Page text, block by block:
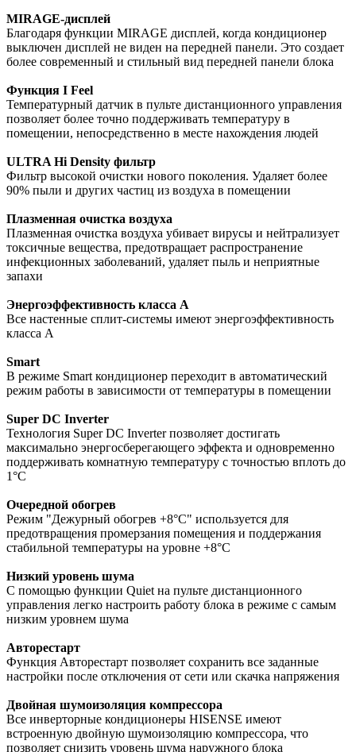
MIRAGE-дисплей
Благодаря функции MIRAGE дисплей, когда кондиционер
выключен дисплей не виден на передней панели. Это создает
более современный и стильный вид передней панели блока
Функция I Feel
Температурный датчик в пульте дистанционного управления
позволяет более точно поддерживать температуру в
помещении, непосредственно в месте нахождения людей
ULTRA Hi Density фильтр
Фильтр высокой очистки нового поколения. Удаляет более
90% пыли и других частиц из воздуха в помещении
Плазменная очистка воздуха
Плазменная очистка воздуха убивает вирусы и нейтрализует
токсичные вещества, предотвращает распространение
инфекционных заболеваний, удаляет пыль и неприятные
запахи
Энергоэффективность класса А
Все настенные сплит-системы имеют энергоэффективность
класса А
Smart
В режиме Smart кондиционер переходит в автоматический
режим работы в зависимости от температуры в помещении
Super DC Inverter
Технология Super DC Inverter позволяет достигать
максимально энергосберегающего эффекта и одновременно
поддерживать комнатную температуру с точностью вплоть до
1°С
Очередной обогрев
Режим "Дежурный обогрев +8°С" используется для
предотвращения промерзания помещения и поддержания
стабильной температуры на уровне +8°С
Низкий уровень шума
С помощью функции Quiet на пульте дистанционного
управления легко настроить работу блока в режиме с самым
низким уровнем шума
Авторестарт
Функция Авторестарт позволяет сохранить все заданные
настройки после отключения от сети или скачка напряжения
Двойная шумоизоляция компрессора
Все инверторные кондиционеры HISENSE имеют
встроенную двойную шумоизоляцию компрессора, что
позволяет снизить уровень шума наружного блока